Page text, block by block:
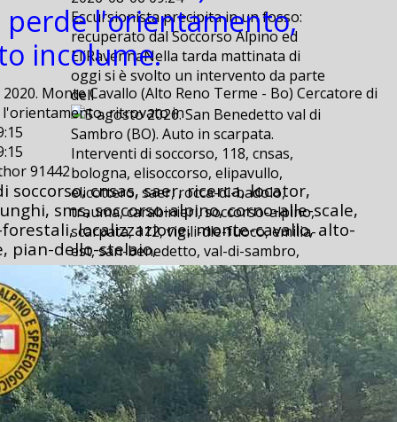
Escursionista precipita in un fosso:
recuperato dal Soccorso Alpino ed
EliRavennaNella tarda mattinata di
oggi si è svolto un intervento da parte
dell
Interventi di soccorso, 118, cnsas,
bologna, elisoccorso, elipavullo,
elicottero, saer, rocca-di-badolo,
trauma, carabinieri, soccorso-alpino,
scarpata, 112, vigili-dle-fuoco, emilia-
est, san-benedetto, val-di-sambro,
provinciale,
5 agosto 2026. San Benedetto val di
Sambro (BO). Auto in scarpata.
5 agosto 2026. San Benedetto val di
Sambro (BO). Auto in scarpata.
2026-08-06 09:20
2026-08-06 09:20
E’ successo ieri, poco dopo le ore 15,
perde l'orientamento,
incolume.
Monte Cavallo (Alto Reno Terme - Bo) Cercatore di
l'orientamento, ritrovato in
91442
soccorso, cnsas, saer, ricerca, locator,
sms, soccorso-alpino, corno-alle-scale,
localizzazione, monte-cavallo, alto-
pian-dello-stelaio,